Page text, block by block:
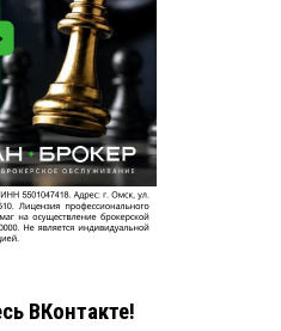
ВКонтакте!